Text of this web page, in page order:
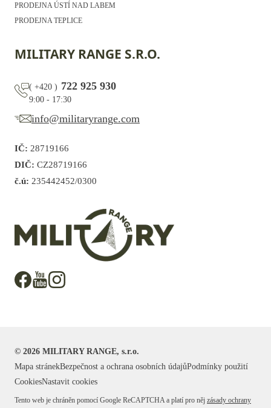
PRODEJNA ÚSTÍ NAD LABEM
PRODEJNA TEPLICE
MILITARY RANGE S.R.O.
( +420 ) 722 925 930
9:00 - 17:30
info@militaryrange.com
IČ: 28719166
DIČ: CZ28719166
č.ú: 235442452/0300
© 2026 MILITARY RANGE, s.r.o.
Mapa stránekBezpečnost a ochrana osobních údajůPodmínky použití
CookiesNastavit cookies
Tento web je chráněn pomocí Google ReCAPTCHA a platí pro něj zásady ochrany